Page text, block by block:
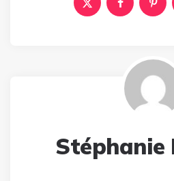
Stéphanie